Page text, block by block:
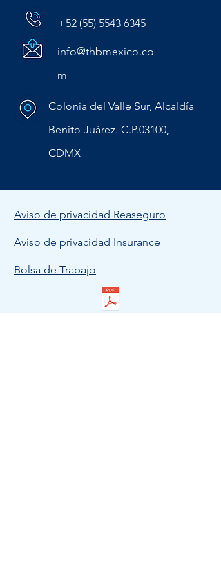
+52 (55) 5543 6345
info@thbmexico.co
m
Colonia del Valle Sur, Alcaldía
Benito Juárez. C.P.03100,
CDMX
Aviso de privacidad Reaseguro
Aviso de privacidad Insurance
Bolsa de Trabajo